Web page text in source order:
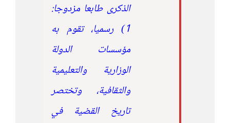
الذكرى طابعا مزدوجا:
1) رسميا، تقوم به
مؤسسات الدولة
الوزارية والتعليمية
والثقافية، وتختصر
تاريخ القضية في